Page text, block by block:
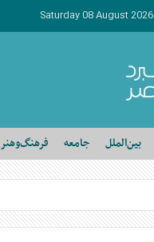
Saturday 08 August 2026
بین‌الملل جامعه فرهنگ‌وهنر